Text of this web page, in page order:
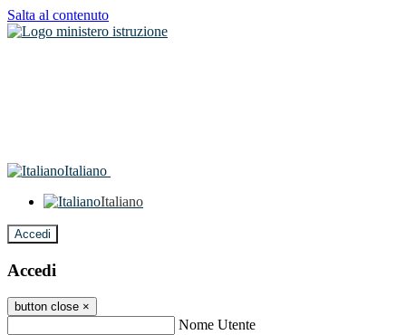
Salta al contenuto
Italiano
Italiano
Accedi
Accedi
button close ×
Nome Utente